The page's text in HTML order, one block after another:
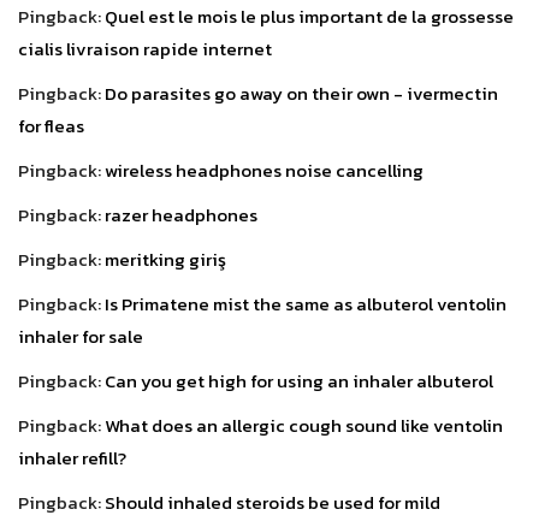
Pingback:Quel est le mois le plus important de la grossesse
cialis livraison rapide internet
Pingback:Do parasites go away on their own - ivermectin
for fleas
Pingback:wireless headphones noise cancelling
Pingback:razer headphones
Pingback:meritking giriş
Pingback:Is Primatene mist the same as albuterol ventolin
inhaler for sale
Pingback:Can you get high for using an inhaler albuterol
Pingback:What does an allergic cough sound like ventolin
inhaler refill?
Pingback:Should inhaled steroids be used for mild